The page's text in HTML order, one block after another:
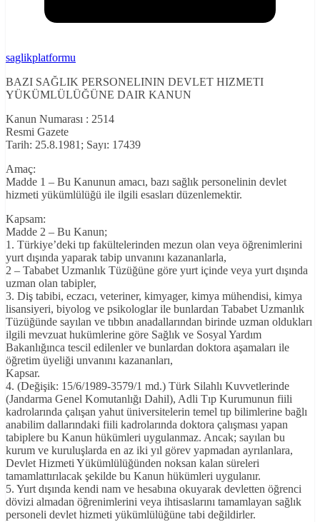
saglikplatformu
BAZI SAĞLIK PERSONELININ DEVLET HIZMETI
YÜKÜMLÜLÜĞÜNE DAIR KANUN
Kanun Numarası : 2514
Resmi Gazete
Tarih: 25.8.1981; Sayı: 17439
Amaç:
Madde 1 – Bu Kanunun amacı, bazı sağlık personelinin devlet
hizmeti yükümlülüğü ile ilgili esasları düzenlemektir.
Kapsam:
Madde 2 – Bu Kanun;
1. Türkiye’deki tıp fakültelerinden mezun olan veya öğrenimlerini
yurt dışında yaparak tabip unvanını kazananlarla,
2 – Tababet Uzmanlık Tüzüğüne göre yurt içinde veya yurt dışında
uzman olan tabipler,
3. Diş tabibi, eczacı, veteriner, kimyager, kimya mühendisi, kimya
lisansiyeri, biyolog ve psikologlar ile bunlardan Tababet Uzmanlık
Tüzüğünde sayılan ve tıbbın anadallarından birinde uzman oldukları
ilgili mevzuat hukümlerine göre Sağlık ve Sosyal Yardım
Bakanlığınca tescil edilenler ve bunlardan doktora aşamaları ile
öğretim üyeliği unvanını kazananları,
Kapsar.
4. (Değişik: 15/6/1989-3579/1 md.) Türk Silahlı Kuvvetlerinde
(Jandarma Genel Komutanlığı Dahil), Adli Tıp Kurumunun fiili
kadrolarında çalışan yahut üniversitelerin temel tıp bilimlerine bağlı
anabilim dallarındaki fiili kadrolarında doktora çalışması yapan
tabiplere bu Kanun hükümleri uygulanmaz. Ancak; sayılan bu
kurum ve kuruluşlarda en az iki yıl görev yapmadan ayrılanlara,
Devlet Hizmeti Yükümlülüğünden noksan kalan süreleri
tamamlattırılacak şekilde bu Kanun hükümleri uygulanır.
5. Yurt dışında kendi nam ve hesabına okuyarak devletten öğrenci
dövizi almadan öğrenimlerini veya ihtisaslarını tamamlayan sağlık
personeli devlet hizmeti yükümlülüğüne tabi değildirler.